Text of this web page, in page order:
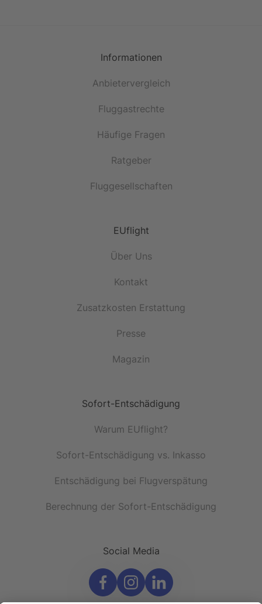
Informationen
Anbietervergleich
Fluggastrechte
Häufige Fragen
Ratgeber
Fluggesellschaften
EUflight
Über Uns
Kontakt
Zusatzkosten Erstattung
Presse
Magazin
Sofort-Entschädigung
Warum EUflight?
Sofort-Entschädigung vs. Inkasso
Entschädigung bei Flugverspätung
Berechnung der Sofort-Entschädigung
Social Media